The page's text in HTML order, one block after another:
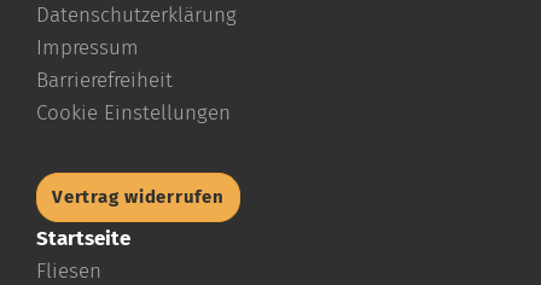
Datenschutzerklärung
Impressum
Barrierefreiheit
Cookie Einstellungen
Vertrag widerrufen
Startseite
Fliesen